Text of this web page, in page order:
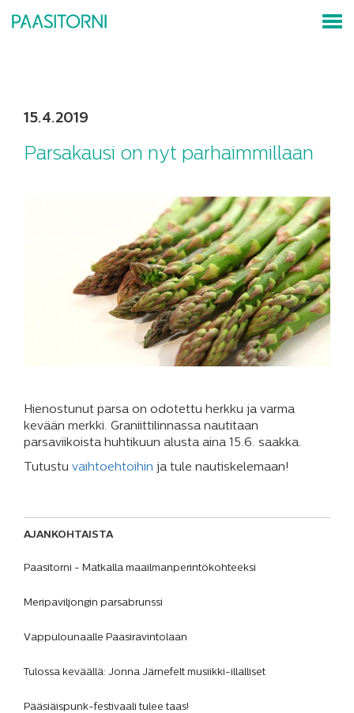
15.4.2019
Parsakausi on nyt parhaimmillaan
Hienostunut parsa on odotettu herkku ja varma
kevään merkki. Graniittilinnassa nautitaan
parsaviikoista huhtikuun alusta aina 15.6. saakka.
Tutustu vaihtoehtoihin ja tule nautiskelemaan!
AJANKOHTAISTA
Paasitorni - Matkalla maailmanperintökohteeksi
Meripaviljongin parsabrunssi
Vappulounaalle Paasiravintolaan
Tulossa keväällä: Jonna Järnefelt musiikki-illalliset
Pääsiäispunk-festivaali tulee taas!